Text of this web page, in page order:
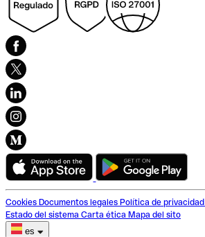
Cookies Documentos legales Política de privacidad
Estado del sistema Carta ética Mapa del sito
es